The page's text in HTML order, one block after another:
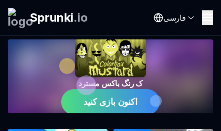
Sprunki.io فارسی
ک رنگ باکس مسترد
اکنون بازی کنید